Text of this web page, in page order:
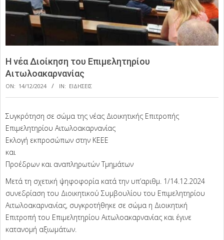
Η νέα Διοίκηση του Επιμελητηρίου
Αιτωλοακαρνανίας
ON: 14/12/2024 IN: ΕΙΔΗΣΕΙΣ
Συγκρότηση σε σώμα της νέας Διοικητικής Επιτροπής
Επιμελητηρίου Αιτωλοακαρνανίας
Εκλογή εκπροσώπων στην ΚΕΕΕ
και
Προέδρων και αναπληρωτών Τμημάτων
Μετά τη σχετική ψηφοφορία κατά την υπ’αριθμ. 1/14.12.2024
συνεδρίαση του Διοικητικού Συμβουλίου του Επιμελητηρίου
Αιτωλοακαρνανίας, συγκροτήθηκε σε σώμα η Διοικητική
Επιτροπή του Επιμελητηρίου Αιτωλοακαρνανίας και έγινε
κατανομή αξιωμάτων.